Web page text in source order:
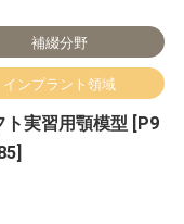
補綴分野
インプラント領域
ト実習用顎模型 [P9